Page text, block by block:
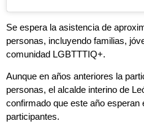
Se espera la asistencia de
personas, incluyendo familias,
comunidad LGBTTTIQ+.
Aunque en años anteriores la
personas, el alcalde interino de
confirmado que este año
participantes.